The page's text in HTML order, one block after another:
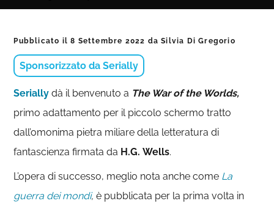
Pubblicato il8 Settembre 2022 daSilvia Di Gregorio
Sponsorizzato da Serially
Serially dà il benvenuto a The War of the Worlds,
primo adattamento per il piccolo schermo tratto
dall’omonima pietra miliare della letteratura di
fantascienza firmata da H.G. Wells.
L’opera di successo, meglio nota anche come La
guerra dei mondi,è pubblicata per la prima volta in